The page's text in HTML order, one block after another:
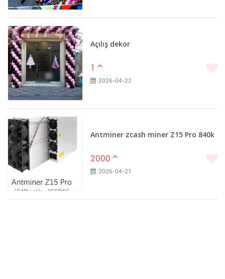
Açılış dekor
1 m
2026-04-22
Antminer zcash miner Z15 Pro 840k
2000 m
2026-04-21